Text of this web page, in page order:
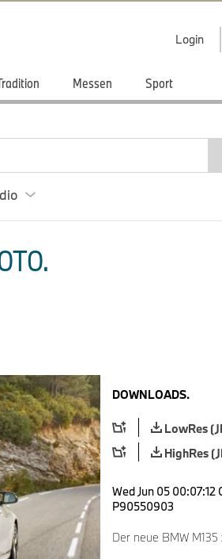
Login
Messen Sport
DOWNLOADS.
LowRes
HighRes
Wed Jun 05 00:07:12
P90550903
Der neue BMW